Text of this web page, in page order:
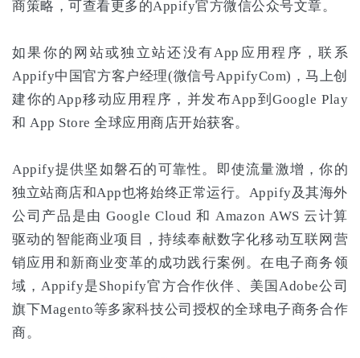
商策略，可查看更多的Appify官方微信公众号文章。
如果你的网站或独立站还没有App应用程序，联系
Appify中国官方客户经理(微信号AppifyCom)，马上创
建你的App移动应用程序，并发布App到Google Play
和 App Store 全球应用商店开始获客。
Appify提供坚如磐石的可靠性。即使流量激增，你的
独立站商店和App也将始终正常运行。Appify及其海外
公司产品是由 Google Cloud 和 Amazon AWS 云计算
驱动的智能商业项目，持续奉献数字化移动互联网营
销应用和新商业变革的成功践行案例。在电子商务领
域，Appify是Shopify官方合作伙伴、美国Adobe公司
旗下Magento等多家科技公司授权的全球电子商务合作
商。